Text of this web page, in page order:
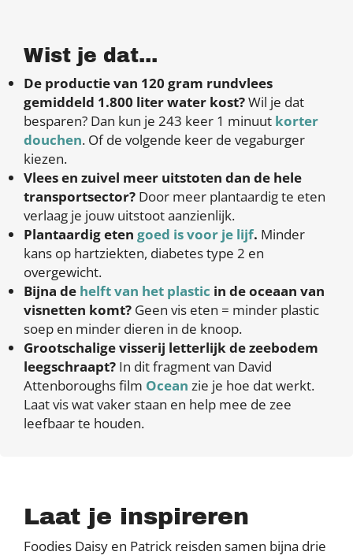
Wist je dat...
De productie van 120 gram rundvlees
gemiddeld 1.800 liter water kost?Wil je dat
besparen? Dan kun je 243 keer 1 minuut korter
douchen. Of de volgende keer de vegaburger
kiezen.
Vlees en zuivel meer uitstoten dan de hele
transportsector? Door meer plantaardig te eten
verlaag je jouw uitstoot aanzienlijk.
Plantaardig eten goed is voor je lijf. Minder
kans op hartziekten, diabetes type 2 en
overgewicht.
Bijna de helft van het plastic in de oceaan van
visnetten komt? Geen vis eten = minder plastic
soep en minder dieren in de knoop.
Grootschalige visserij letterlijk de zeebodem
leegschraapt? In dit fragment van David
Attenboroughs film Ocean zie je hoe dat werkt.
Laat vis wat vaker staan en help mee de zee
leefbaar te houden.
Laat je inspireren
Foodies Daisy en Patrick reisden samen bijna drie